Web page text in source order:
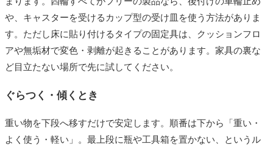
や、キャスターを受けるカップ型の受け皿を使う方法がありま
す。ただし床に貼り付けるタイプの固定具は、クッションフロ
アや無垢材で変色・剥離が起きることがあります。家具の裏な
ど目立たない場所で先に試してください。
ぐらつく・傾くとき
重い物を下段へ移すだけで安定します。順番は下から「重い・
よく使う・軽い」。最上段に瓶や工具箱を置かない、というル